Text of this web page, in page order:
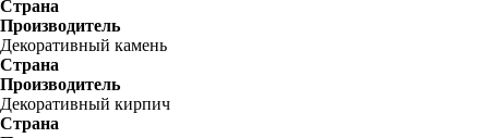
Страна
Производитель
Декоративный камень
Страна
Производитель
Декоративный кирпич
Страна